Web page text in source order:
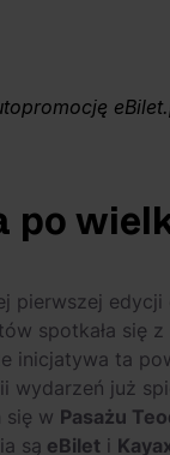
po
pierwszej edycji
spotkała się
inicjatywa ta
wydarzeń już
się w Pasażu
są eBilet i